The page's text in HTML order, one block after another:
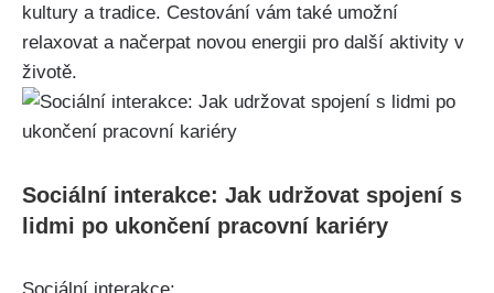
kultury a tradice. Cestování vám také umožní
relaxovat a načerpat novou energii pro další aktivity v
životě.
Sociální interakce: Jak udržovat spojení s
lidmi po ukončení pracovní kariéry
Sociální interakce: